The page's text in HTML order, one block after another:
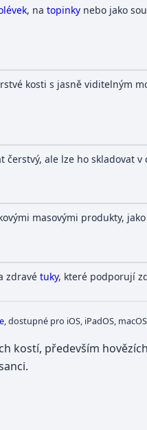
, na topinkynebo jako
kosti s jasně viditelným
čerstvý, ale lze ho skladovat
masovými produkty,
zdravé tuky, které podporují
, dostupné pro iOS, iPadOS,
kostí, především